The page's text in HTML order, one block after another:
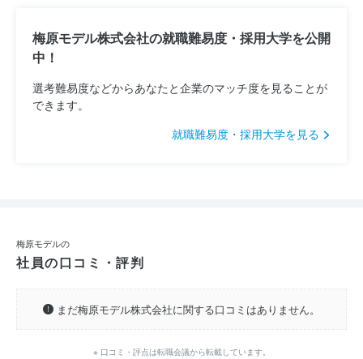
梅原モデル株式会社の就職難易度・採用大学を公開
中！
選考難易度などからあなたと企業のマッチ度を見ることが
できます。
就職難易度・採用大学を見る
梅原モデルの
社員の口コミ・評判
まだ梅原モデル株式会社に関する口コミはありません。
※ 口コミ・評点は転職会議から転載しています。